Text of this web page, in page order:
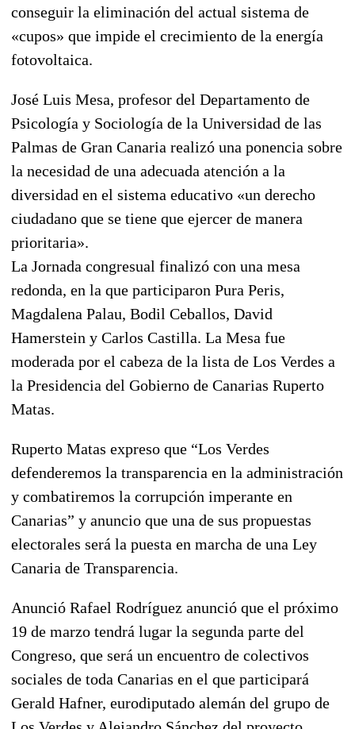
conseguir la eliminación del actual sistema de
«cupos» que impide el crecimiento de la energía
fotovoltaica.
José Luis Mesa, profesor del Departamento de
Psicología y Sociología de la Universidad de las
Palmas de Gran Canaria realizó una ponencia sobre
la necesidad de una adecuada atención a la
diversidad en el sistema educativo «un derecho
ciudadano que se tiene que ejercer de manera
prioritaria».
La Jornada congresual finalizó con una mesa
redonda, en la que participaron Pura Peris,
Magdalena Palau, Bodil Ceballos, David
Hamerstein y Carlos Castilla. La Mesa fue
moderada por el cabeza de la lista de Los Verdes a
la Presidencia del Gobierno de Canarias Ruperto
Matas.
Ruperto Matas expreso que “Los Verdes
defenderemos la transparencia en la administración
y combatiremos la corrupción imperante en
Canarias” y anuncio que una de sus propuestas
electorales será la puesta en marcha de una Ley
Canaria de Transparencia.
Anunció Rafael Rodríguez anunció que el próximo
19 de marzo tendrá lugar la segunda parte del
Congreso, que será un encuentro de colectivos
sociales de toda Canarias en el que participará
Gerald Hafner, eurodiputado alemán del grupo de